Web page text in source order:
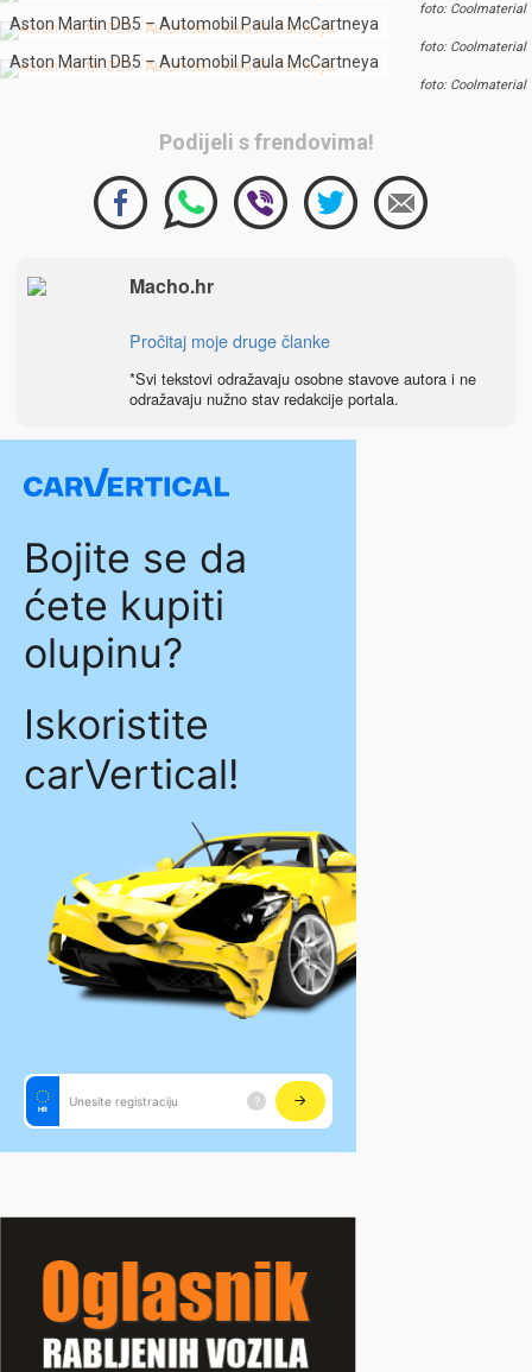
foto: Coolmaterial
Aston Martin DB5 – Automobil Paula McCartneya
foto: Coolmaterial
Aston Martin DB5 – Automobil Paula McCartneya
foto: Coolmaterial
Podijeli s frendovima!
Macho.hr
Pročitaj moje druge članke
*Svi tekstovi odražavaju osobne stavove autora i ne
odražavaju nužno stav redakcije portala.